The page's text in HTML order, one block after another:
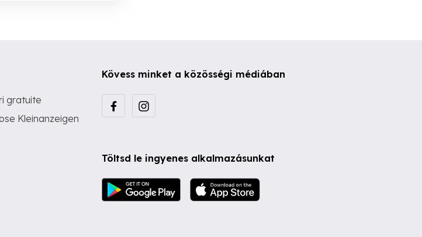
gratuite
Kleinanzeigen
Kövess minket a közösségi médiában
Töltsd le ingyenes alkalmazásunkat